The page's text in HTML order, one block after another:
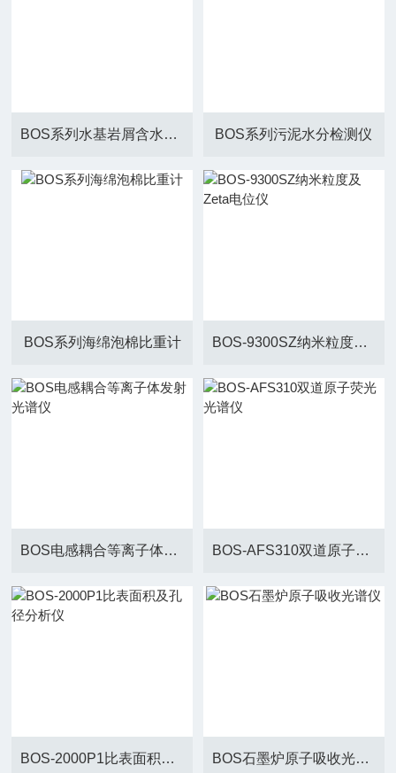
BOS系列水基岩屑含水率测定仪 BOS系列污泥水分检测仪
BOS系列海绵泡棉比重计 BOS-9300SZ纳米粒度及Zeta电位仪
BOS电感耦合等离子体发射光谱仪 BOS-AFS310双道原子荧光光谱仪
BOS-2000P1比表面积及孔径分析仪 BOS石墨炉原子吸收光谱仪